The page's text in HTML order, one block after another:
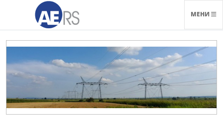
МЕНИ